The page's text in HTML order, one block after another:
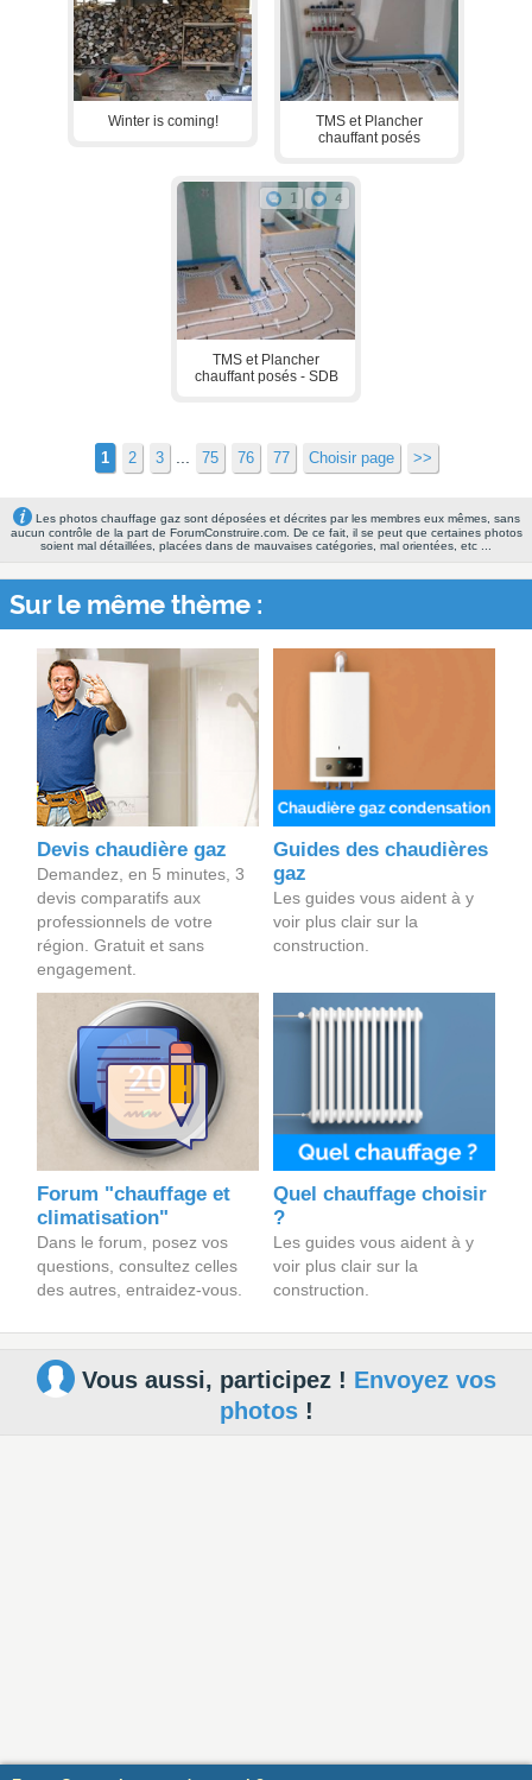
Winter is coming!
TMS et Plancher
chauffant posés
1 4
TMS et Plancher
chauffant posés - SDB
1 2 3 75 76 77 Choisir page >>
Les photos chauffage gaz sont déposées et décrites par les membres eux mêmes, sans
aucun contrôle de la part de ForumConstruire.com. De ce fait, il se peut que certaines photos
soient mal détaillées, placées dans de mauvaises catégories, mal orientées, etc ...
Sur le même thème :
Devis chaudière gaz
Demandez, en 5 minutes, 3
devis comparatifs aux
professionnels de votre
région. Gratuit et sans
engagement.
Guides des chaudières
gaz
Les guides vous aident à y
voir plus clair sur la
construction.
Forum "chauffage et
climatisation"
Dans le forum, posez vos
questions, consultez celles
des autres, entraidez-vous.
Quel chauffage choisir
?
Les guides vous aident à y
voir plus clair sur la
construction.
Vous aussi, participez ! Envoyez vos
photos!